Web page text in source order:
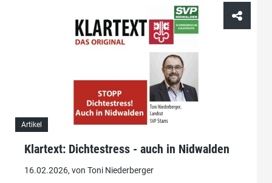
Artikel
Klartext: Dichtestress - auch in Nidwalden
16.02.2026, von Toni Niederberger